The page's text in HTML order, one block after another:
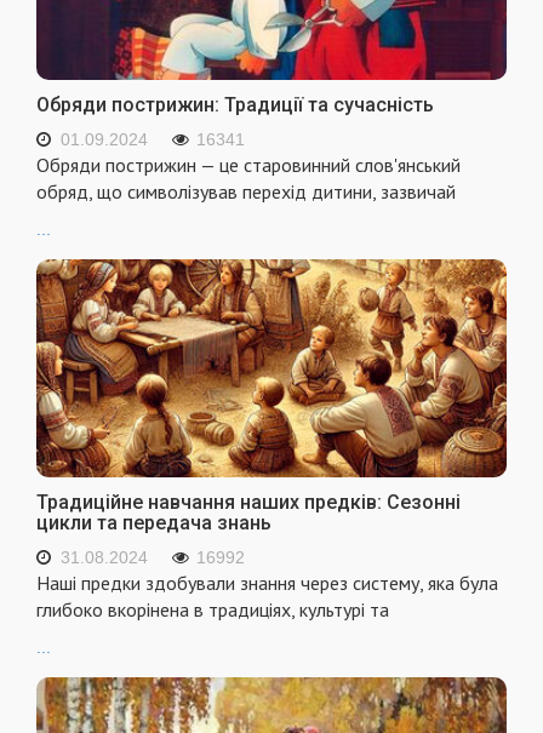
Обряди пострижин: Традиції та сучасність
01.09.2024 16341
Обряди пострижин — це старовинний слов'янський
обряд, що символізував перехід дитини, зазвичай
Традиційне навчання наших предків: Сезонні
цикли та передача знань
31.08.2024 16992
Наші предки здобували знання через систему, яка була
глибоко вкорінена в традиціях, культурі та
...